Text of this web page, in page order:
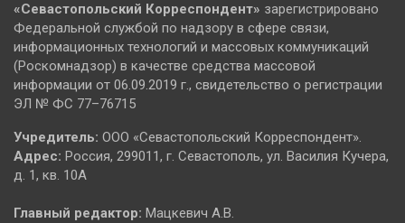
«Севастопольский Корреспондент» зарегистрировано
Федеральной службой по надзору в сфере связи,
информационных технологий и массовых коммуникаций
(Роскомнадзор) в качестве средства массовой
информации от 06.09.2019 г., свидетельство о регистрации
ЭЛ № ФС 77–76715
Учредитель: ООО «Севастопольский Корреспондент».
Адрес: Россия, 299011, г. Севастополь, ул. Василия Кучера,
д. 1, кв. 10А
Главный редактор: Мацкевич А.В.